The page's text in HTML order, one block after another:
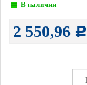
В наличии
2 550,96 Р